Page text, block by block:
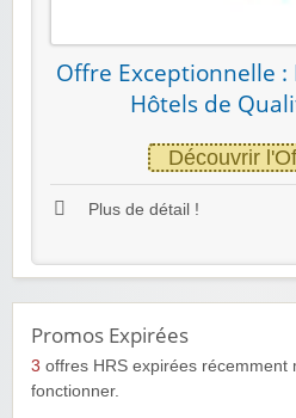
Offre Exceptionnelle
Hôtels de
Découvrir
Plus de détail !
Promos Expirées
3 offres HRS expirées récemment
fonctionner.